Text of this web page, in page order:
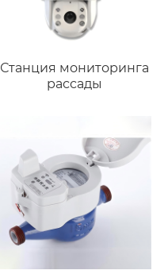
Станция мониторинга
рассады